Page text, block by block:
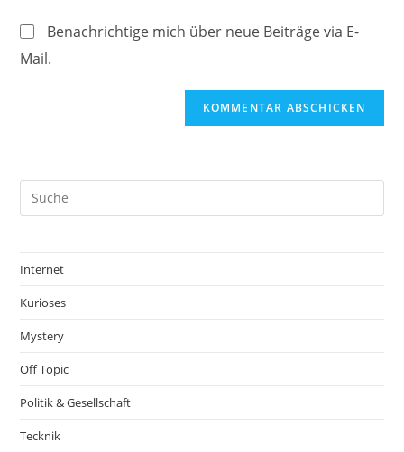
Benachrichtige mich über neue Beiträge via E-
Mail.
Internet
Kurioses
Mystery
Off Topic
Politik & Gesellschaft
Tecknik